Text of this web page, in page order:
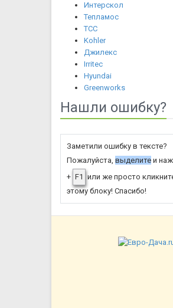
Интерскол
Тепламос
ТСС
Kohler
Джилекс
Irritec
Hyundai
Greenworks
Нашли ошибку?
Заметили ошибку в тексте?
Пожалуйста, выделите и
+ F1 или же просто
этому блоку! Спасибо!